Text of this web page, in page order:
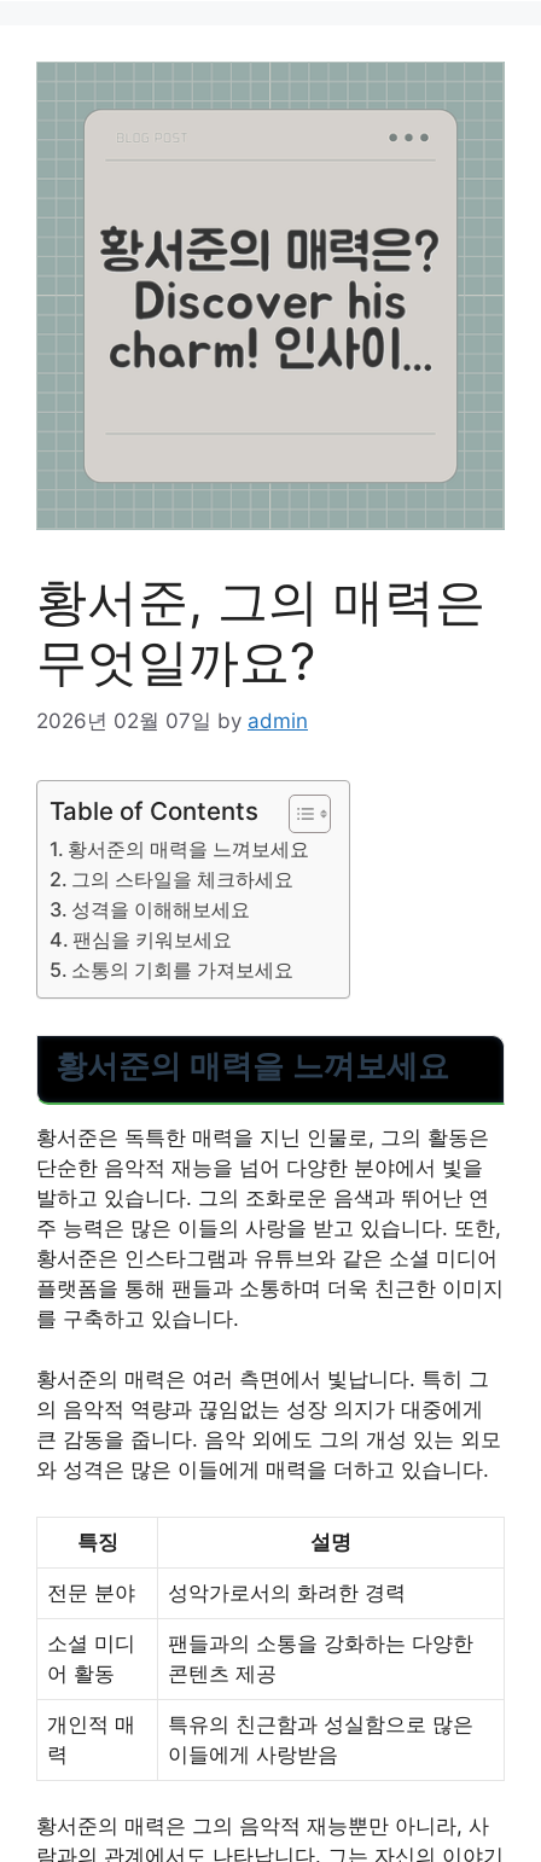
황서준, 그의 매력은
무엇일까요?
2026년 02월 07일 by admin
Table of Contents
황서준의 매력을 느껴보세요
그의 스타일을 체크하세요
성격을 이해해보세요
팬심을 키워보세요
소통의 기회를 가져보세요
황서준의 매력을 느껴보세요
황서준은 독특한 매력을 지닌 인물로, 그의 활동은
단순한 음악적 재능을 넘어 다양한 분야에서 빛을
발하고 있습니다. 그의 조화로운 음색과 뛰어난 연
주 능력은 많은 이들의 사랑을 받고 있습니다. 또한,
황서준은 인스타그램과 유튜브와 같은 소셜 미디어
플랫폼을 통해 팬들과 소통하며 더욱 친근한 이미지
를 구축하고 있습니다.
황서준의 매력은 여러 측면에서 빛납니다. 특히 그
의 음악적 역량과 끊임없는 성장 의지가 대중에게
큰 감동을 줍니다. 음악 외에도 그의 개성 있는 외모
와 성격은 많은 이들에게 매력을 더하고 있습니다.
특징 설명
전문 분야 성악가로서의 화려한 경력
소셜 미디
어 활동
팬들과의 소통을 강화하는 다양한
콘텐츠 제공
개인적 매
력
특유의 친근함과 성실함으로 많은
이들에게 사랑받음
황서준의 매력은 그의 음악적 재능뿐만 아니라, 사
람과의 관계에서도 나타납니다. 그는 자신의 이야기